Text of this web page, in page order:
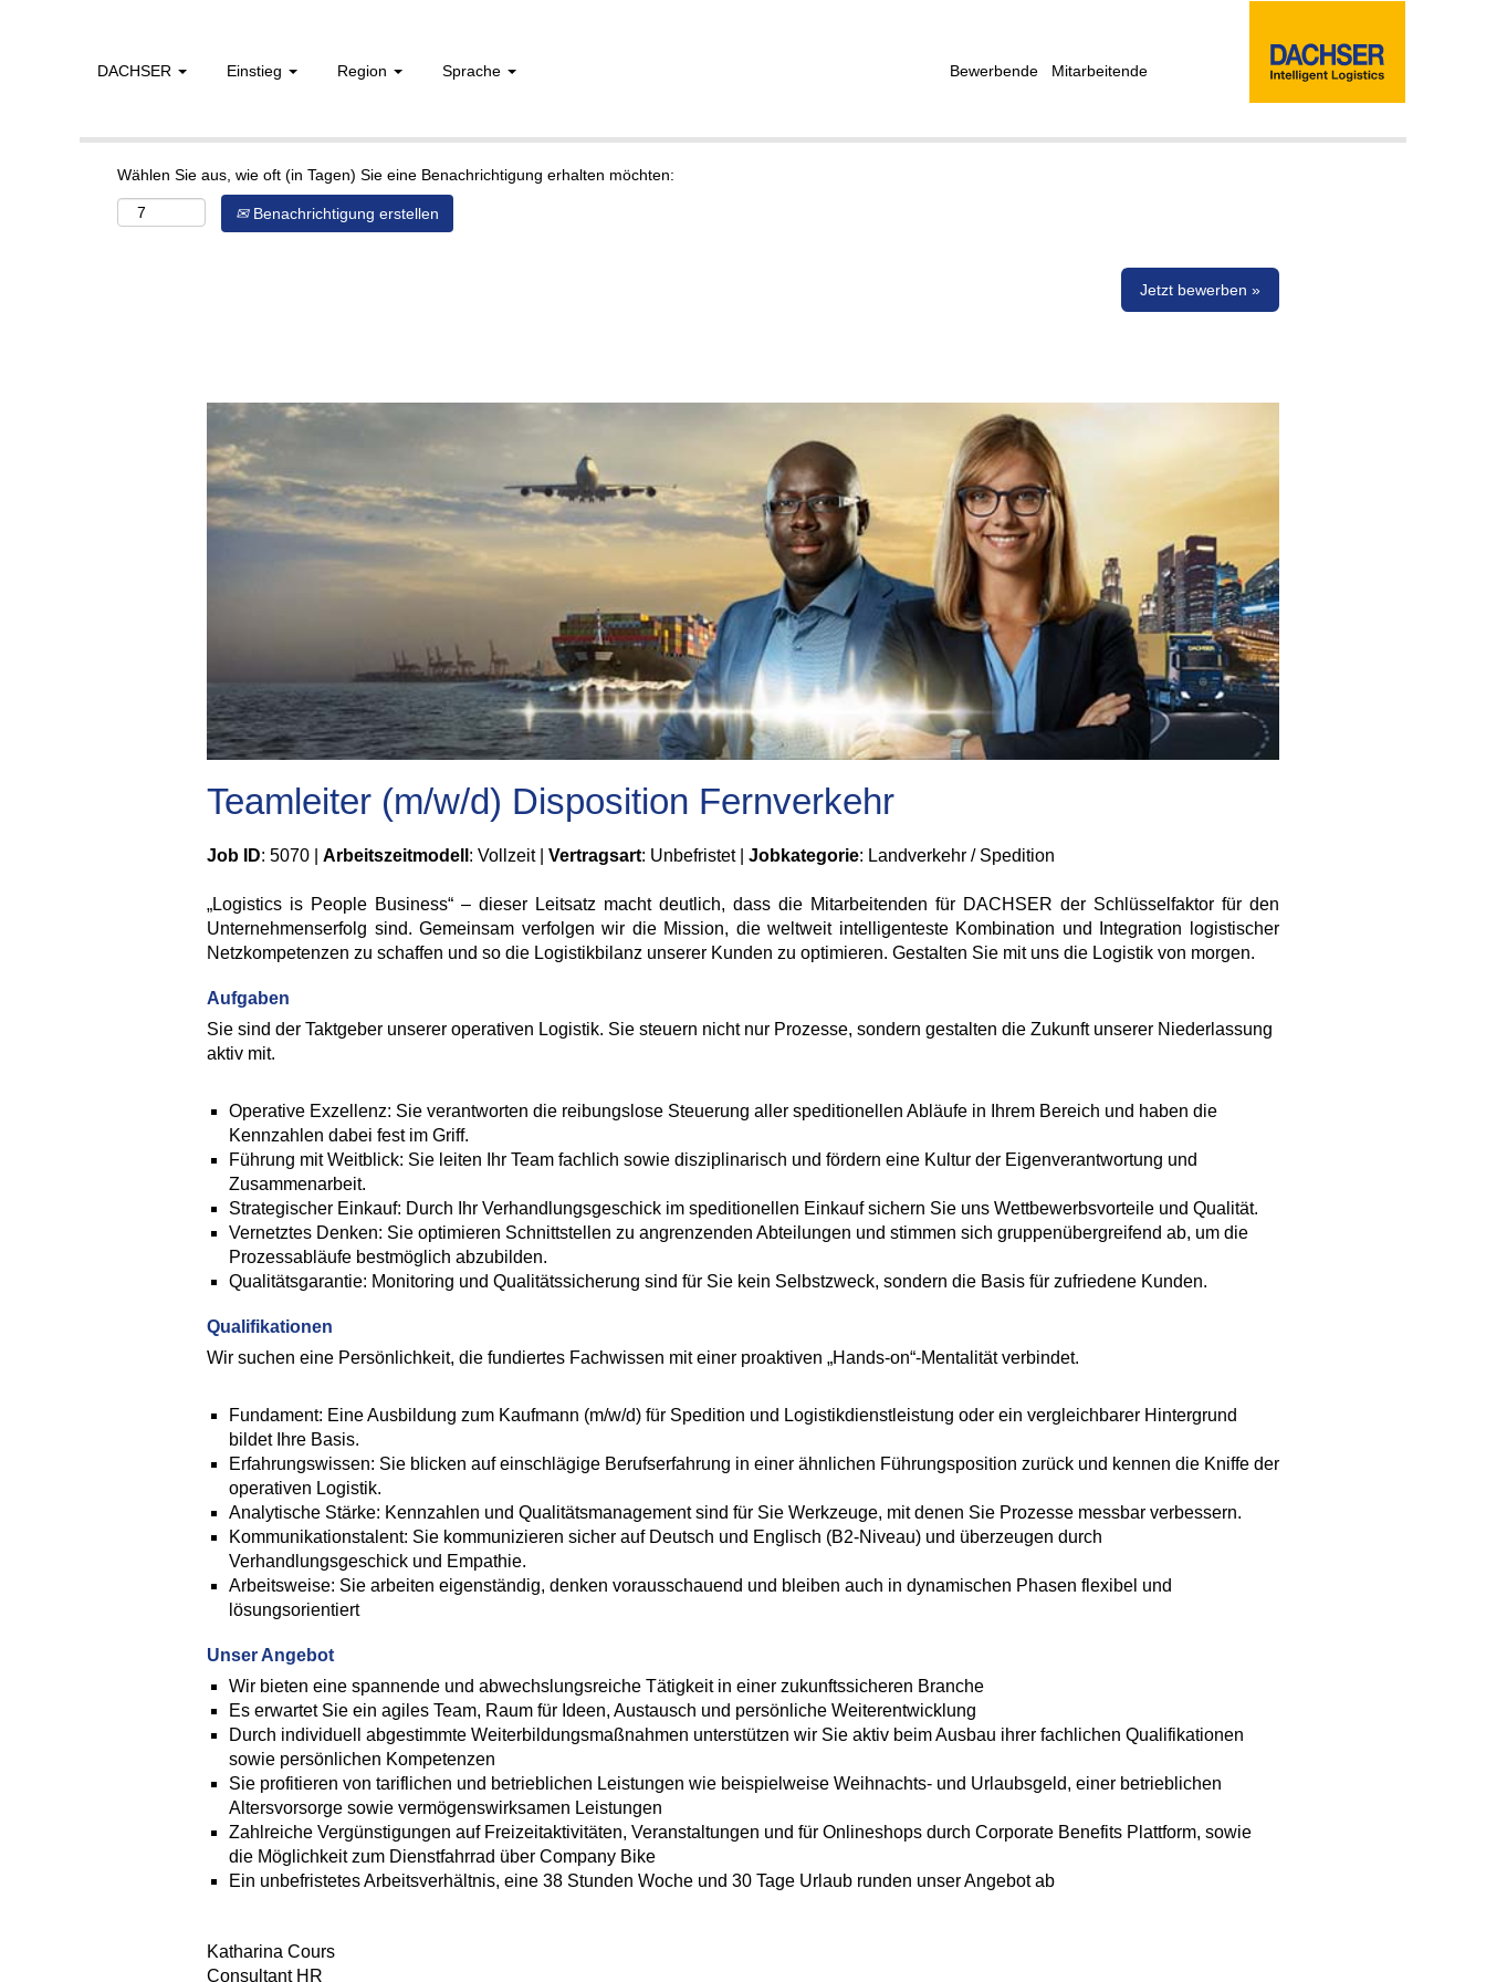
DACHSER Einstieg Region Sprache Bewerbende Mitarbeitende
Mehr Optionen anzeigen
Wählen Sie aus, wie oft (in Tagen) Sie eine Benachrichtigung erhalten möchten:
Benachrichtigung erstellen
Jetzt bewerben »
Teamleiter (m/w/d) Disposition Fernverkehr
Job ID: 5070 | Arbeitszeitmodell : Vollzeit | Vertragsart: Unbefristet | Jobkategorie: Landverkehr / Spedition
„Logistics is People Business“ – dieser Leitsatz macht deutlich, dass die Mitarbeitenden für DACHSER der Schlüsselfaktor für den
Unternehmenserfolg sind. Gemeinsam verfolgen wir die Mission, die weltweit intelligenteste Kombination und Integration logistischer
Netzkompetenzen zu schaffen und so die Logistikbilanz unserer Kunden zu optimieren. Gestalten Sie mit uns die Logistik von morgen.
Aufgaben
Sie sind der Taktgeber unserer operativen Logistik. Sie steuern nicht nur Prozesse, sondern gestalten die Zukunft unserer Niederlassung
aktiv mit.
Operative Exzellenz: Sie verantworten die reibungslose Steuerung aller speditionellen Abläufe in Ihrem Bereich und haben die
Kennzahlen dabei fest im Griff.
Führung mit Weitblick: Sie leiten Ihr Team fachlich sowie disziplinarisch und fördern eine Kultur der Eigenverantwortung und
Zusammenarbeit.
Strategischer Einkauf: Durch Ihr Verhandlungsgeschick im speditionellen Einkauf sichern Sie uns Wettbewerbsvorteile und Qualität.
Vernetztes Denken: Sie optimieren Schnittstellen zu angrenzenden Abteilungen und stimmen sich gruppenübergreifend ab, um die
Prozessabläufe bestmöglich abzubilden.
Qualitätsgarantie: Monitoring und Qualitätssicherung sind für Sie kein Selbstzweck, sondern die Basis für zufriedene Kunden.
Qualifikationen
Wir suchen eine Persönlichkeit, die fundiertes Fachwissen mit einer proaktiven „Hands-on“-Mentalität verbindet.
Fundament: Eine Ausbildung zum Kaufmann (m/w/d) für Spedition und Logistikdienstleistung oder ein vergleichbarer Hintergrund
bildet Ihre Basis.
Erfahrungswissen: Sie blicken auf einschlägige Berufserfahrung in einer ähnlichen Führungsposition zurück und kennen die Kniffe der
operativen Logistik.
Analytische Stärke: Kennzahlen und Qualitätsmanagement sind für Sie Werkzeuge, mit denen Sie Prozesse messbar verbessern.
Kommunikationstalent: Sie kommunizieren sicher auf Deutsch und Englisch (B2-Niveau) und überzeugen durch
Verhandlungsgeschick und Empathie.
Arbeitsweise: Sie arbeiten eigenständig, denken vorausschauend und bleiben auch in dynamischen Phasen flexibel und
lösungsorientiert
Unser Angebot
Wir bieten eine spannende und abwechslungsreiche Tätigkeit in einer zukunftssicheren Branche
Es erwartet Sie ein agiles Team, Raum für Ideen, Austausch und persönliche Weiterentwicklung
Durch individuell abgestimmte Weiterbildungsmaßnahmen unterstützen wir Sie aktiv beim Ausbau ihrer fachlichen Qualifikationen
sowie persönlichen Kompetenzen
Sie profitieren von tariflichen und betrieblichen Leistungen wie beispielweise Weihnachts- und Urlaubsgeld, einer betrieblichen
Altersvorsorge sowie vermögenswirksamen Leistungen
Zahlreiche Vergünstigungen auf Freizeitaktivitäten, Veranstaltungen und für Onlineshops durch Corporate Benefits Plattform, sowie
die Möglichkeit zum Dienstfahrrad über Company Bike
Ein unbefristetes Arbeitsverhältnis, eine 38 Stunden Woche und 30 Tage Urlaub runden unser Angebot ab
Katharina Cours
Consultant HR